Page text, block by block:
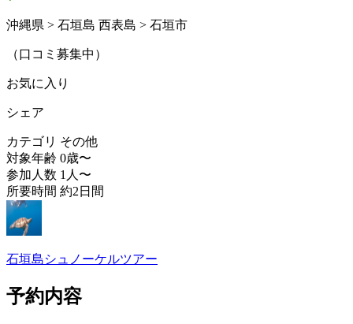
沖縄県 > 石垣島 西表島 > 石垣市
（口コミ募集中）
お気に入り
シェア
カテゴリ その他
対象年齢 0歳〜
参加人数 1人〜
所要時間 約2日間
石垣島シュノーケルツアー
予約内容